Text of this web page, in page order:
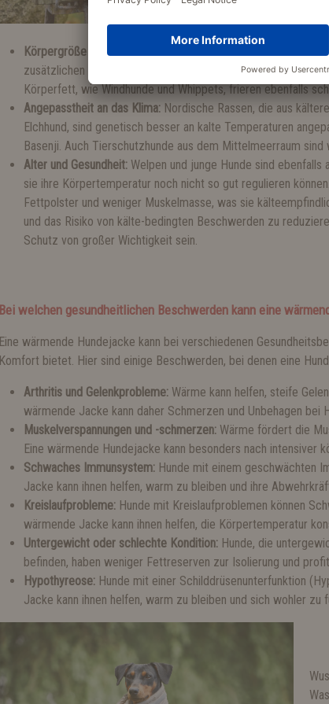
Körpergröße und -form:
Vor allem bei Schnee
zusätzlichen Schutz bei eisigen Temperaturen sogar
Körperfett, wie Windhunde und Whippets, frieren ebenfalls
Angepasstheit an das Klima: Nordische Rassen, die aus
Elchhund, sind genetisch besser an kalte Temperaturen
Basenji. Auch Tierschutzhunde aus dem Mittelmeerraum
Alter und Gesundheit: Welpen und junge Hunde sind
sie ihre Körpertemperatur noch nicht so gut regulieren
Fettpolster und weniger Muskelmasse, was sie
und das Risiko von kälte-bedingten Beschwerden zu
Schutz von großer Wichtigkeit sein.
Bei welchen gesundheitlichen Beschwerden kann eine
Eine wärmende Hundejacke kann bei verschiedenen
Komfort bietet. Hier sind einige Beschwerden, bei denen eine
Arthritis und Gelenkprobleme: Wärme kann helfen, steife
wärmende Jacke kann daher Schmerzen und Unbehagen
Muskelverspannungen und -schmerzen: Wärme fördert die
Eine wärmende Hundejacke kann besonders nach
Schwaches Immunsystem: Hunde mit einem geschwächten
Jacke kann ihnen helfen, warm zu bleiben und ihre
Kreislaufprobleme: Hunde mit Kreislaufproblemen können
wärmende Jacke kann ihnen helfen, die Körpertemperatur
Untergewicht oder schlechte Kondition: Hunde, die
befinden, haben weniger Fettreserven zur Isolierung und
Hypothyreose: Hunde mit einer Schilddrüsenunterfunktion
Jacke kann ihnen helfen, warm zu bleiben und sich wohler zu